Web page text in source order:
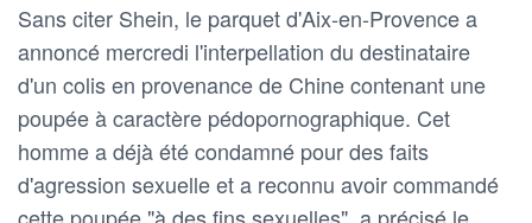
Sans citer Shein, le parquet d'Aix-en-Provence a
annoncé mercredi l'interpellation du destinataire
d'un colis en provenance de Chine contenant une
poupée à caractère pédopornographique. Cet
homme a déjà été condamné pour des faits
d'agression sexuelle et a reconnu avoir commandé